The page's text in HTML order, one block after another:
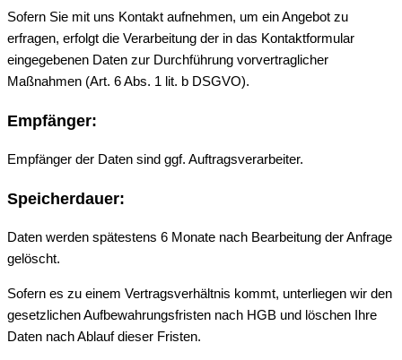
Sofern Sie mit uns Kontakt aufnehmen, um ein Angebot zu
erfragen, erfolgt die Verarbeitung der in das Kontaktformular
eingegebenen Daten zur Durchführung vorvertraglicher
Maßnahmen (Art. 6 Abs. 1 lit. b DSGVO).
Empfänger:
Empfänger der Daten sind ggf. Auftragsverarbeiter.
Speicherdauer:
Daten werden spätestens 6 Monate nach Bearbeitung der Anfrage
gelöscht.
Sofern es zu einem Vertragsverhältnis kommt, unterliegen wir den
gesetzlichen Aufbewahrungsfristen nach HGB und löschen Ihre
Daten nach Ablauf dieser Fristen.